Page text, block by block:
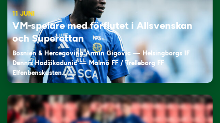
11 JUNI
VM-spelare med förflutet i Allsvenskan
och Superettan
Bosnien & Hercegovina Armin Gigovic — Helsingborgs IF
Dennis Hadžikadunić — Malmö FF / Trelleborg FF
Elfenbenskusten…